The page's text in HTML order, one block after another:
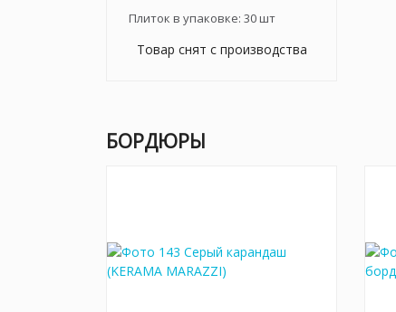
Плиток в упаковке: 30шт
Товар снят с производства
БОРДЮРЫ